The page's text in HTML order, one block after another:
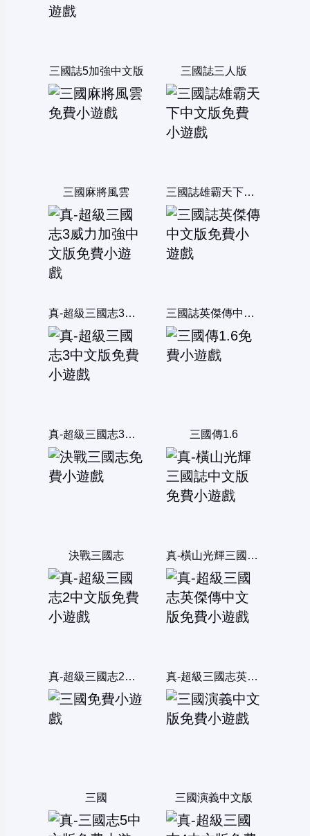
三國誌5加強中文版 三國誌三人版
三國麻將風雲 三國誌雄霸天下中文版
真-超級三國志3威力加強中文版 三國誌英傑傳中文版
真-超級三國志3中文版 三國傳1.6
決戰三國志 真-橫山光輝三國誌中文版
真-超級三國志2中文版 真-超級三國志英傑傳中文版
三國 三國演義中文版